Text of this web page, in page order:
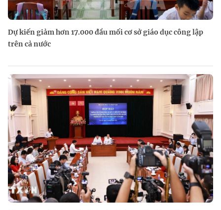
Dự kiến giảm hơn 17.000 đầu mối cơ sở giáo dục công lập
trên cả nước